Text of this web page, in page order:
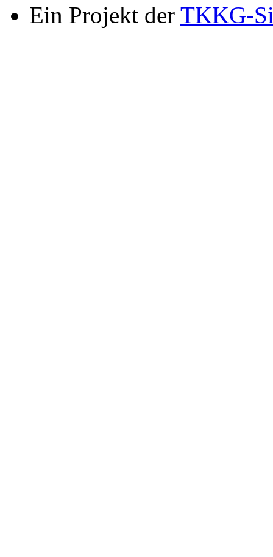
Ein Projekt der TKKG-